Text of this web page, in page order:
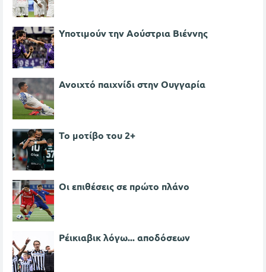
Υποτιμούν την Αούστρια Βιέννης
Ανοιχτό παιχνίδι στην Ουγγαρία
Το μοτίβο του 2+
Οι επιθέσεις σε πρώτο πλάνο
Ρέικιαβικ λόγω... αποδόσεων